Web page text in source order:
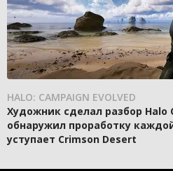
HALO: CAMPAIGN EVOLVED
Художник сделал разбор Halo
обнаружил проработку
уступает Crimson Desert